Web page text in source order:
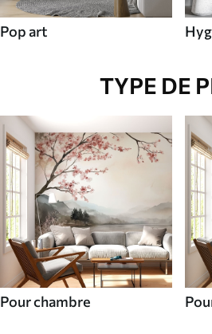
Pop art
TYPE DE
Pour chambre